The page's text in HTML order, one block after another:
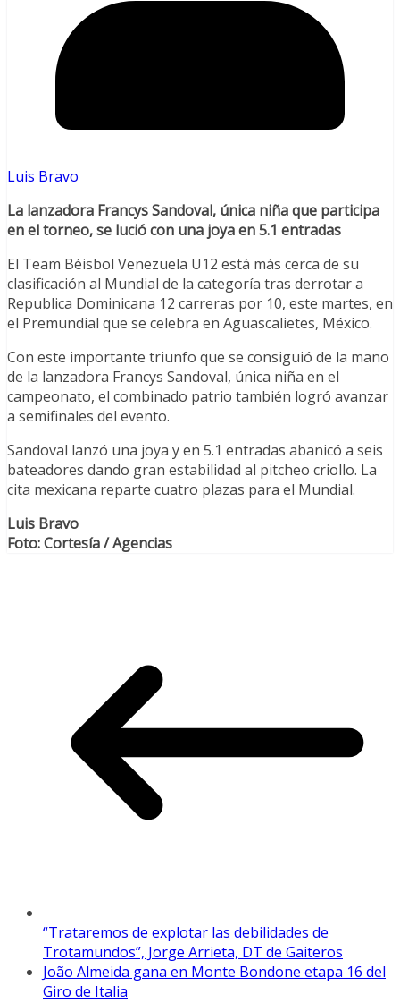
Luis Bravo
La lanzadora Francys Sandoval, única niña que participa
en el torneo, se lució con una joya en 5.1 entradas
El Team Béisbol Venezuela U12 está más cerca de su
clasificación al Mundial de la categoría tras derrotar a
Republica Dominicana 12 carreras por 10, este martes, en
el Premundial que se celebra en Aguascalietes, México.
Con este importante triunfo que se consiguió de la mano
de la lanzadora Francys Sandoval, única niña en el
campeonato, el combinado patrio también logró avanzar
a semifinales del evento.
Sandoval lanzó una joya y en 5.1 entradas abanicó a seis
bateadores dando gran estabilidad al pitcheo criollo. La
cita mexicana reparte cuatro plazas para el Mundial.
Luis Bravo
Foto: Cortesía / Agencias
“Trataremos de explotar las debilidades de
Trotamundos”, Jorge Arrieta, DT de Gaiteros
João Almeida gana en Monte Bondone etapa 16 del
Giro de Italia